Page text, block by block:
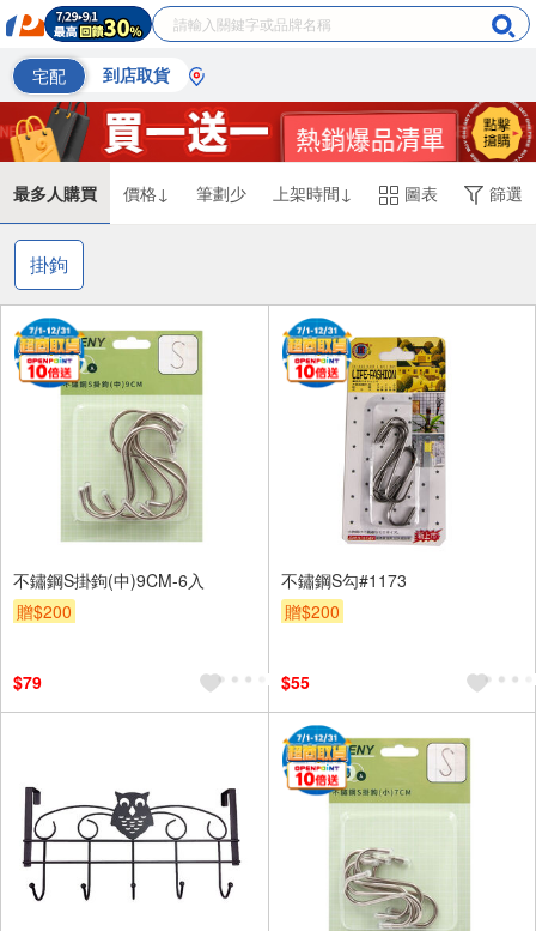
宅配 到店取貨
最多人購買 價格↓ 筆劃少 上架時間↓ 圖表 篩選
掛鉤
不鏽鋼S掛鉤(中)9CM-6入
贈$200
$79
不鏽鋼S勾#1173
贈$200
$55